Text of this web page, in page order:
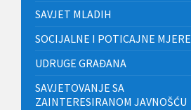
SAVJET MLADIH
SOCIJALNE I POTICAJNE MJERE
UDRUGE GRAĐANA
SAVJETOVANJE SA
ZAINTERESIRANOM JAVNOŠĆU